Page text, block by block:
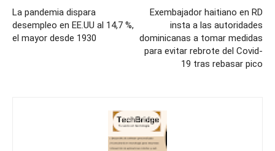
La pandemia dispara
desempleo en EE.UU al 14,7 %,
el mayor desde 1930
Exembajador haitiano en RD
insta a las autoridades
dominicanas a tomar medidas
para evitar rebrote del Covid-
19 tras rebasar pico